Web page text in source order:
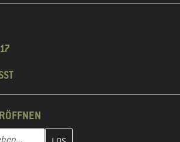
Adresse ein und erstelle im nächsten